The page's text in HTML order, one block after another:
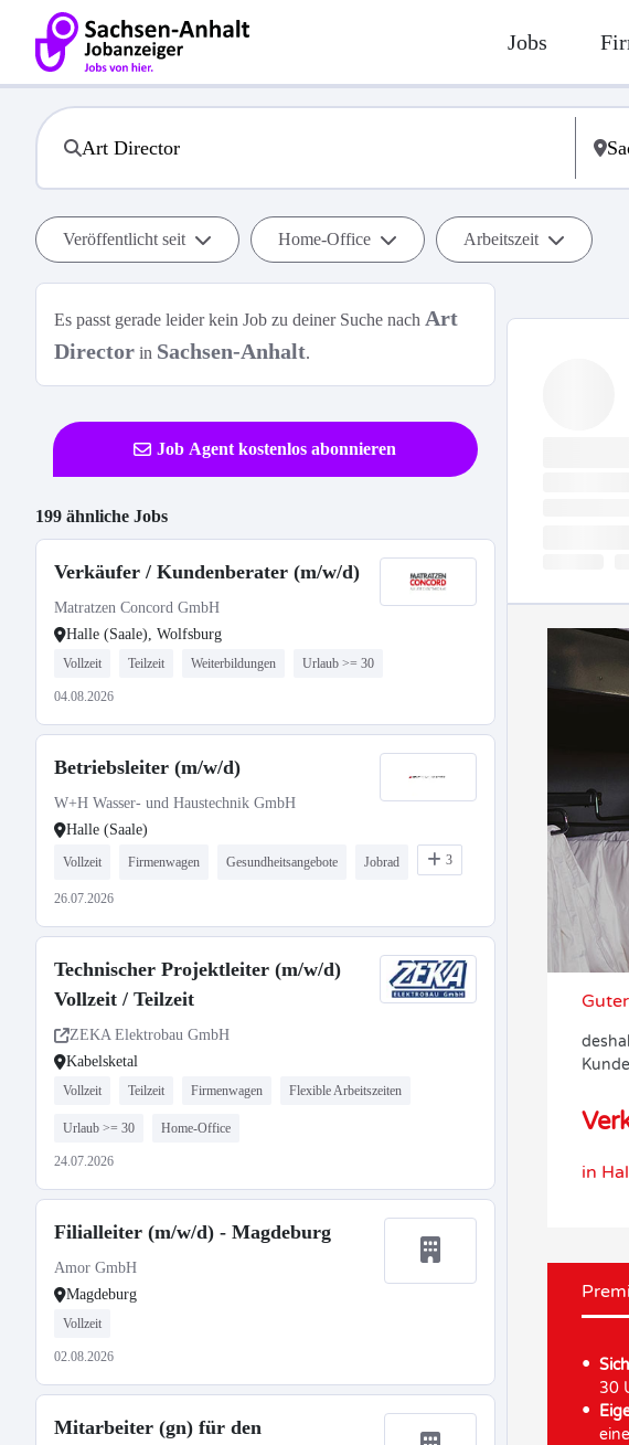
Jobs
Veröffentlicht seit Home-Office Arbeitszeit
Es passt gerade leider kein Job zu deiner Suche nach Art
Director in Sachsen-Anhalt.
Job Agent kostenlos abonnieren
199 ähnliche Jobs
Verkäufer / Kundenberater (m/w/d)
Matratzen Concord GmbH
Halle (Saale), Wolfsburg
Vollzeit Teilzeit Weiterbildungen Urlaub >= 30
04.08.2026
Betriebsleiter (m/w/d)
W+H Wasser- und Haustechnik GmbH
Halle (Saale)
Vollzeit Firmenwagen Gesundheitsangebote Jobrad 3
26.07.2026
Technischer Projektleiter (m/w/d)
Vollzeit / Teilzeit
ZEKA Elektrobau GmbH
Kabelsketal
Vollzeit Teilzeit Firmenwagen Flexible Arbeitszeiten
Urlaub >= 30 Home-Office
24.07.2026
Filialleiter (m/w/d) - Magdeburg
Amor GmbH
Magdeburg
Vollzeit
02.08.2026
Mitarbeiter (gn) für den